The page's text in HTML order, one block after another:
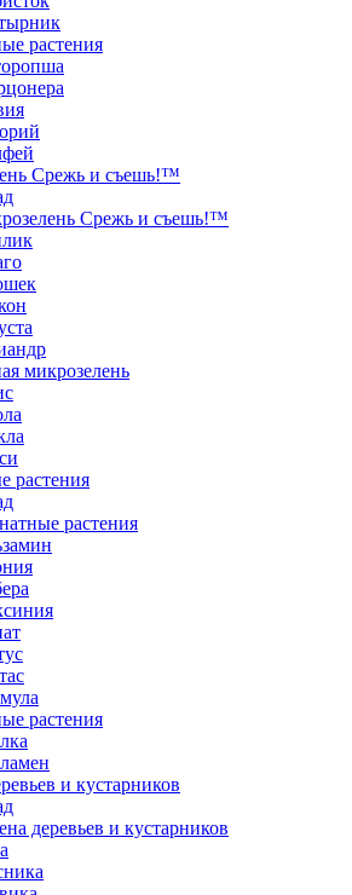
растения
Срежь и съешь!™
Срежь и съешь!™
микрозелень
растения
растения
растения
и кустарников
деревьев и кустарников